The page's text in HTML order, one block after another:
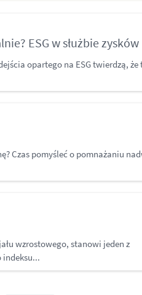
ESG w służbie zysków
opartego na ESG twierdzą,
Czas pomyśleć o pomnażaniu
wzrostowego, stanowi jeden z
indeksu...